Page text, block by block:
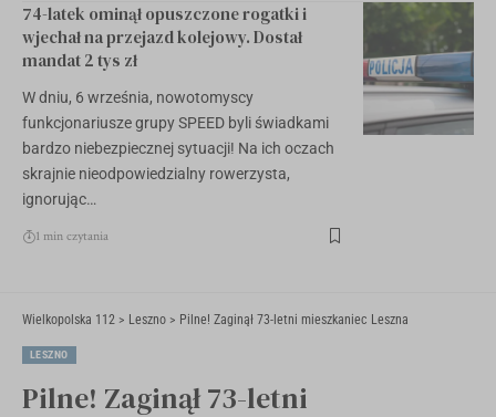
74-latek ominął opuszczone rogatki i
wjechał na przejazd kolejowy. Dostał
mandat 2 tys zł
W dniu, 6 września, nowotomyscy
funkcjonariusze grupy SPEED byli świadkami
bardzo niebezpiecznej sytuacji! Na ich oczach
skrajnie nieodpowiedzialny rowerzysta,
ignorując…
1 min czytania
Wielkopolska 112 > Leszno > Pilne! Zaginął 73-letni mieszkaniec Leszna
LESZNO
Pilne! Zaginął 73-letni